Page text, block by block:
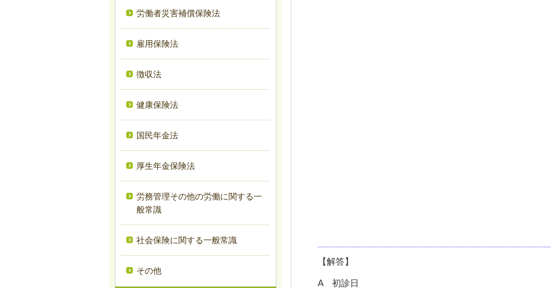
【解答】
A 初診日
労働者災害補償保険法
雇用保険法
徴収法
健康保険法
国民年金法
厚生年金保険法
労務管理その他の労働に関する一
般常識
社会保険に関する一般常識
その他